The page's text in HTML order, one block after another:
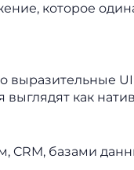
которое
выразительные
как
CRM, базами